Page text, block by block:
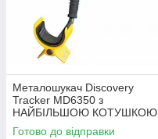
Металошукач Discovery
Tracker MD6350 з
НАЙБІЛЬШОЮ КОТУШКОЮ
15 дюймів
Готово до відправки